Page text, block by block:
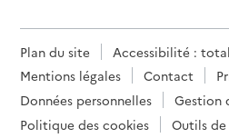
Plan du site
Accessibilité :
Mentions légales
Contact
Données personnelles
Gestion
Politique des cookies
Outils